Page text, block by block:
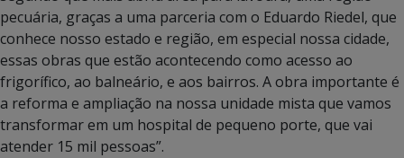
pecuária, graças a uma parceria com o Eduardo Riedel, que
conhece nosso estado e região, em especial nossa cidade,
essas obras que estão acontecendo como acesso ao
frigorífico, ao balneário, e aos bairros. A obra importante é
a reforma e ampliação na nossa unidade mista que vamos
transformar em um hospital de pequeno porte, que vai
atender 15 mil pessoas”.